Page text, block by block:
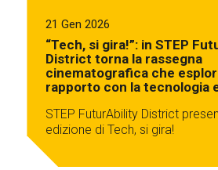
21 Gen 2026
“Tech, si gira!”: in STEP
District torna la rassegna
cinematografica che
rapporto con la tecnologia
STEP FuturAbility District
edizione di Tech, si gira!